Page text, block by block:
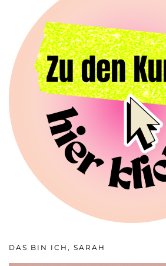
DAS BIN ICH, SARAH